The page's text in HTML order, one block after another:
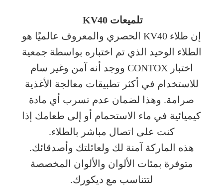
تلميعات KV40
إن طلاء KV40 الحصري والمعروف عالميًا هو
الطلاء الوحيد الذي تم اختباره بواسطة جمعية
اختبار CONTOX ووجد أنه آمن وغير سام
للاستخدام في أكثر تطبيقات معالجة الأغذية
صرامة. وهذا لضمان عدم تسرب أي مادة
كيميائية في ماء الاستحمام أو إلى طعامك إذا
كنت على اتصال مباشر بالطلاء.
هذه الماركة آمنة لك ولعائلتك وأصدقائك.
متوفرة بمئات الألوان والألوان المخصصة
لتتناسب مع ديكورك.